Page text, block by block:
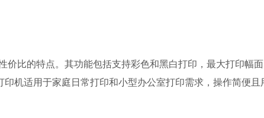
比的特点。其功能包括支持彩色和黑白打印，最大打印幅
机适用于家庭日常打印和小型办公室打印需求，操作简便且